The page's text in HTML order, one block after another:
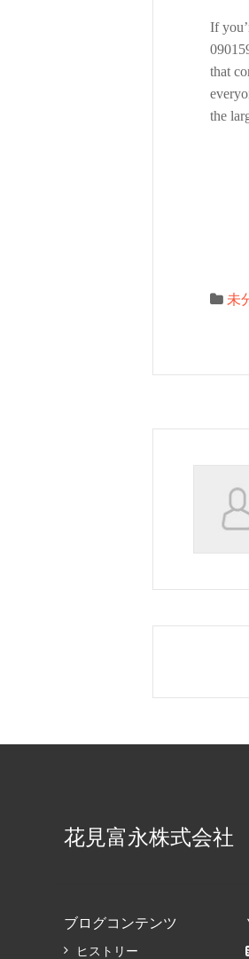
If
that
the
未
花見富永株式会社
ブログコンテンツ
ヒストリー